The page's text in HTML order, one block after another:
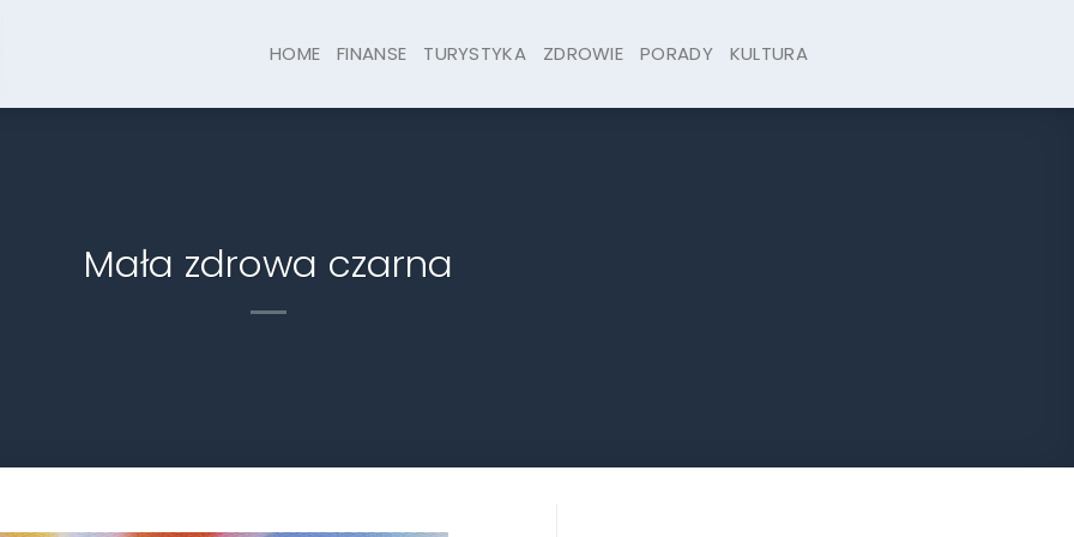
HOME FINANSE TURYSTYKA ZDROWIE PORADY KULTURA
Mała zdrowa czarna